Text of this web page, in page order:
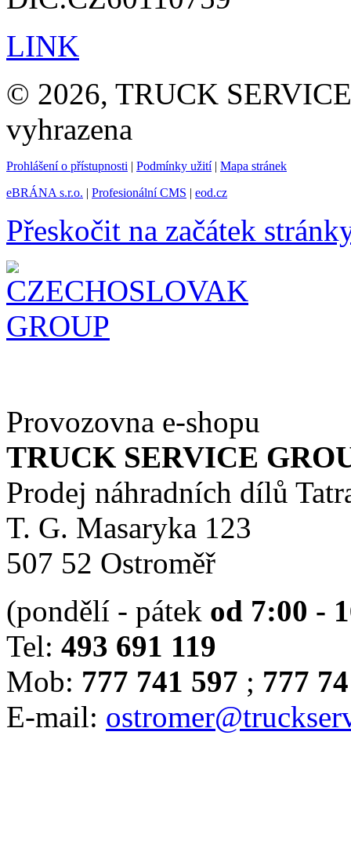
LINK
© 2026, TRUCK
vyhrazena
Prohlášení o přístupnosti | Podmínky užití| Mapa stránek
eBRÁNA s.r.o. | Profesionální CMS | eod.cz
Přeskočit na začátek
Provozovna e-shopu
TRUCK SERVICE
Prodej náhradních dílů
T. G. Masaryka 123
507 52 Ostroměř
(pondělí - pátek od 7:00 -
Tel: 493 691 119
Mob: 777 741 597 ; 777
E-mail: